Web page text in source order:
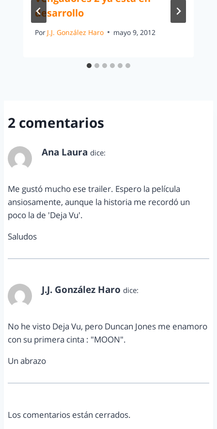
desarrollo
Por J.J. González Haro mayo 9, 2012
2 comentarios
Ana Laura dice:
Me gustó mucho ese trailer. Espero la película
ansiosamente, aunque la historia me recordó un
poco la de 'Deja Vu'.
Saludos
J.J. González Haro dice:
No he visto Deja Vu, pero Duncan Jones me enamoro
con su primera cinta : "MOON".
Un abrazo
Los comentarios están cerrados.